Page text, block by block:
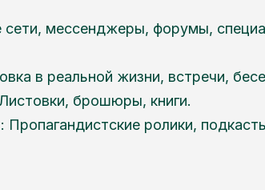
сети, мессенджеры, форумы,
в реальной жизни, встречи,
брошюры, книги.
Пропагандистские ролики,